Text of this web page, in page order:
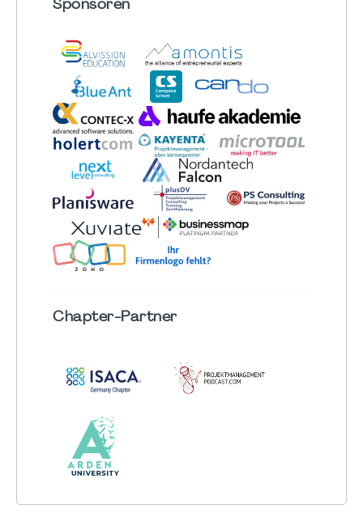
Sponsoren
Chapter-Partner